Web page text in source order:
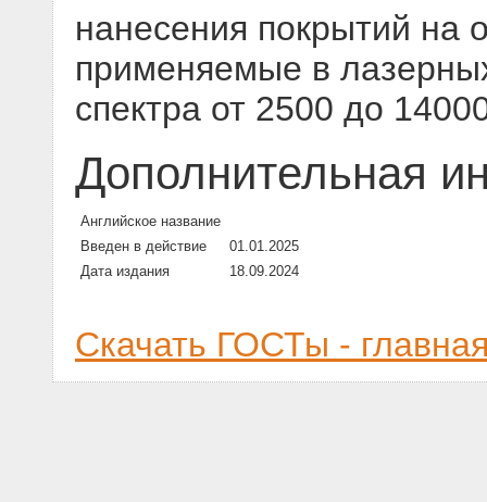
нанесения покрытий на
применяемые в
спектра от 2500 до
Дополнительная
Английское название
Введен в действие
01.01.2025
Дата издания
18.09.2024
Скачать ГОСТы -